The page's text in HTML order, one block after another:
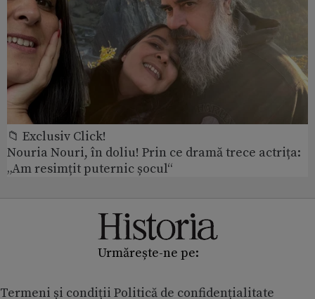
📁 Exclusiv Click!
Nouria Nouri, în doliu! Prin ce dramă trece actrița:
„Am resimțit puternic șocul“
Urmărește-ne pe:
Termeni și condiții Politică de confidențialitate